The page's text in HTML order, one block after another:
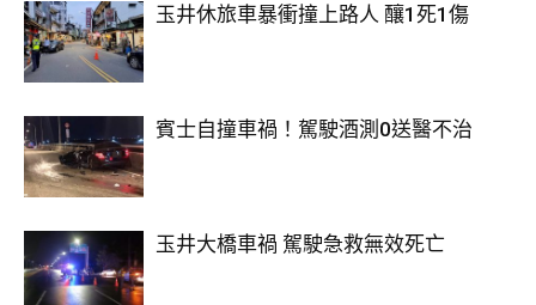
玉井休旅車暴衝撞上路人 釀1死1傷
賓士自撞車禍！駕駛酒測0送醫不治
玉井大橋車禍 駕駛急救無效死亡